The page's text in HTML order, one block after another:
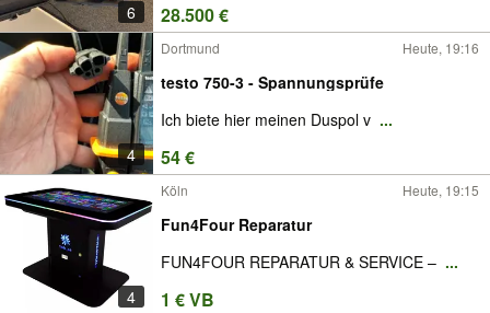
6 28.500 €
4
Dortmund Heute, 19:16
testo 750-3 - Spannungsprüfe
Ich biete hier meinen Duspol v ...
54 €
4
Köln Heute, 19:15
Fun4Four Reparatur
FUN4FOUR REPARATUR & SERVICE – ...
1 € VB